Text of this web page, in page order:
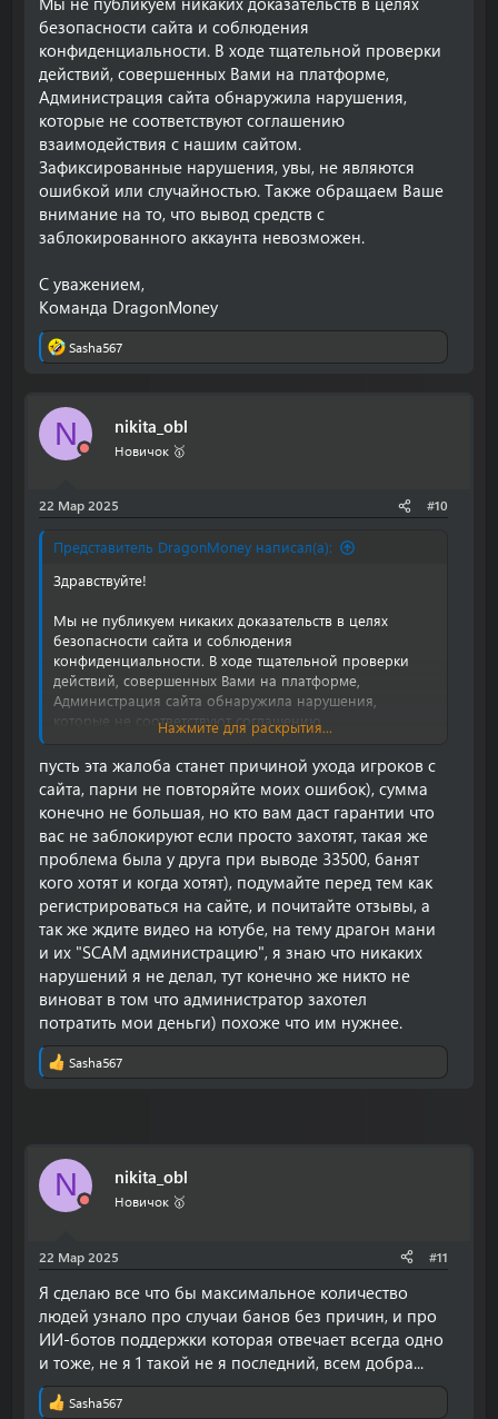
С уважением,
Команда DragonMoney.
безопасности сайта и соблюдения
конфиденциальности. В ходе тщательной проверки
действий, совершенных Вами на платформе,
Администрация сайта обнаружила нарушения,
которые не соответствуют соглашению
взаимодействия с нашим сайтом.
Зафиксированные нарушения, увы, не являются
ошибкой или случайностью. Также обращаем Ваше
внимание на то, что вывод средств с
заблокированного аккаунта невозможен.
С уважением,
Команда DragonMoney
Р
к
и
Sasha567
N nikita_obl
Новичок 🥇
22 Мар 2025 #10
Представитель DragonMoney написал(а):
Здравствуйте!
Мы не публикуем никаких доказательств в целях
безопасности сайта и соблюдения
конфиденциальности. В ходе тщательной проверки
действий, совершенных Вами на платформе,
Администрация сайта обнаружила нарушения,
которые не соответствуют соглашению
взаимодействия с нашим сайтом. Зафиксированные
нарушения, увы, не являются ошибкой или
случайностью. Также обращаем Ваше внимание на то,
что вывод средств с заблокированного аккаунта
невозможен.
С уважением,
Команда DragonMoney
Нажмите для раскрытия...
пусть эта жалоба станет причиной ухода игроков с
сайта, парни не повторяйте моих ошибок), сумма
конечно не большая, но кто вам даст гарантии что
вас не заблокируют если просто захотят, такая же
проблема была у друга при выводе 33500, банят
кого хотят и когда хотят), подумайте перед тем как
регистрироваться на сайте, и почитайте отзывы, а
так же ждите видео на ютубе, на тему драгон мани
и их "SCAM администрацию", я знаю что никаких
нарушений я не делал, тут конечно же никто не
виноват в том что администратор захотел
потратить мои деньги) похоже что им нужнее.
Р
и
Sasha567
N nikita_obl
Новичок 🥇
22 Мар 2025 #11
Я сделаю все что бы максимальное количество
людей узнало про случаи банов без причин, и про
ИИ-ботов поддержки которая отвечает всегда одно
и тоже, не я 1 такой не я последний, всем добра...
Р
Sasha567